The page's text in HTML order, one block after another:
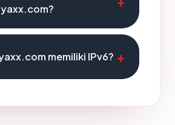
memiliki IPv6?